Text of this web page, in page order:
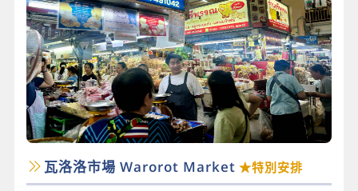
瓦洛洛市場 Warorot Market ★特別安排